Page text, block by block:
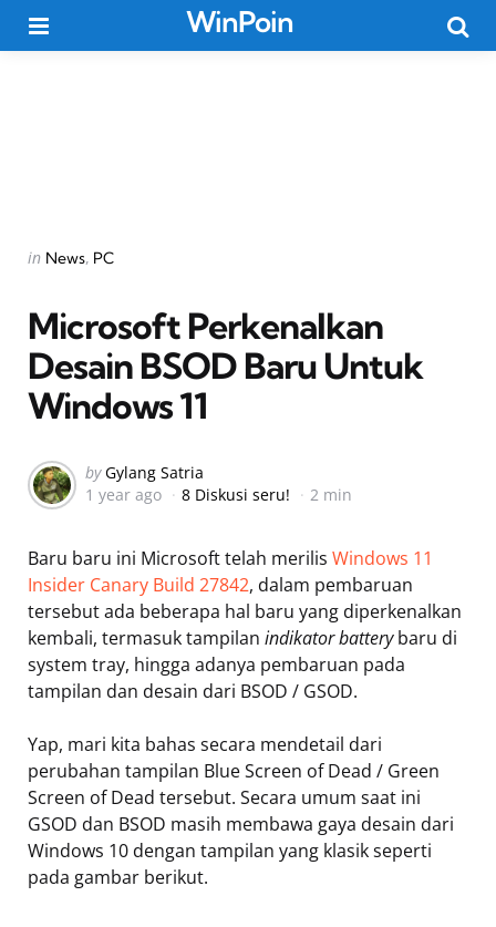
WinPoin
Categories
Posted
in News PC
Microsoft Perkenalkan
Desain BSOD Baru Untuk
Windows 11
Posted
by
by Gylang Satria
1 year ago
8 Diskusi seru! 2 min
Baru baru ini Microsoft telah merilis Windows 11
Insider Canary Build 27842, dalam pembaruan
tersebut ada beberapa hal baru yang diperkenalkan
kembali, termasuk tampilan indikator batterybaru di
system tray, hingga adanya pembaruan pada
tampilan dan desain dari BSOD / GSOD.
Yap, mari kita bahas secara mendetail dari
perubahan tampilan Blue Screen of Dead / Green
Screen of Dead tersebut. Secara umum saat ini
GSOD dan BSOD masih membawa gaya desain dari
Windows 10 dengan tampilan yang klasik seperti
pada gambar berikut.